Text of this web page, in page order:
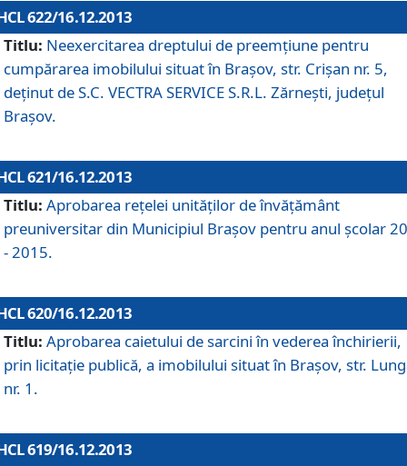
622/16.12.2013
Titlu: Neexercitarea dreptului de preemţiune pentru
cumpărarea imobilului situat în Braşov, str. Crişan nr. 5,
deţinut de S.C. VECTRA SERVICE S.R.L. Zărneşti, judeţul
Braşov.
621/16.12.2013
Titlu: Aprobarea reţelei unităţilor de învăţământ
preuniversitar din Municipiul Braşov pentru anul şcolar
- 2015.
620/16.12.2013
Titlu: Aprobarea caietului de sarcini în vederea închirierii,
prin licitaţie publică, a imobilului situat în Braşov, str.
nr. 1.
619/16.12.2013